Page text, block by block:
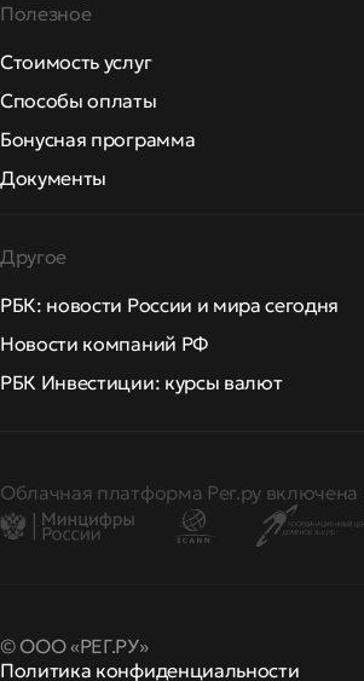
Полезное
Стоимость услуг
Способы оплаты
Бонусная программа
Документы
Другое
РБК: новости России и мира сегодня
Новости компаний РФ
РБК Инвестиции: курсы валют
Облачная платформа Рег.ру
© ООО «РЕГ.РУ»
Политика конфиденциальности